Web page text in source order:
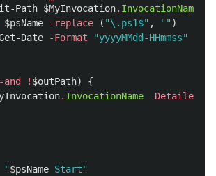
Path $MyInvocation. InvocationName
$psName -replace ( "\.ps1$" , "" )
Date -Format "yyyyMMdd-HHmmss"
-and ! $outPath)
{
. InvocationName
-Detailed
"$psName Start"